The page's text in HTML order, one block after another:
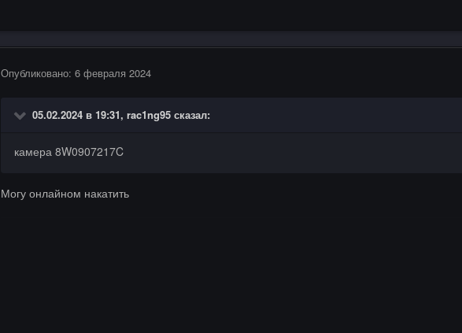
Опубликовано: 6 февраля 2024
05.02.2024 в 19:31, rac1ng95сказал:
камера 8W0907217C
Могу онлайном накатить